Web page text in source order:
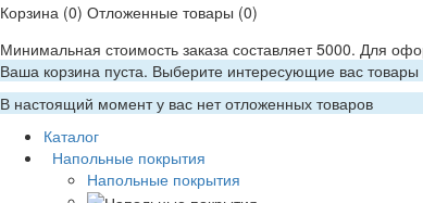
Корзина (0) Отложенные товары (0)
Минимальная стоимость заказа составляет 5000. Для
Ваша корзина пуста. Выберите интересующие вас товары
В настоящий момент у вас нет отложенных товаров
Каталог
Напольные покрытия
Напольные покрытия